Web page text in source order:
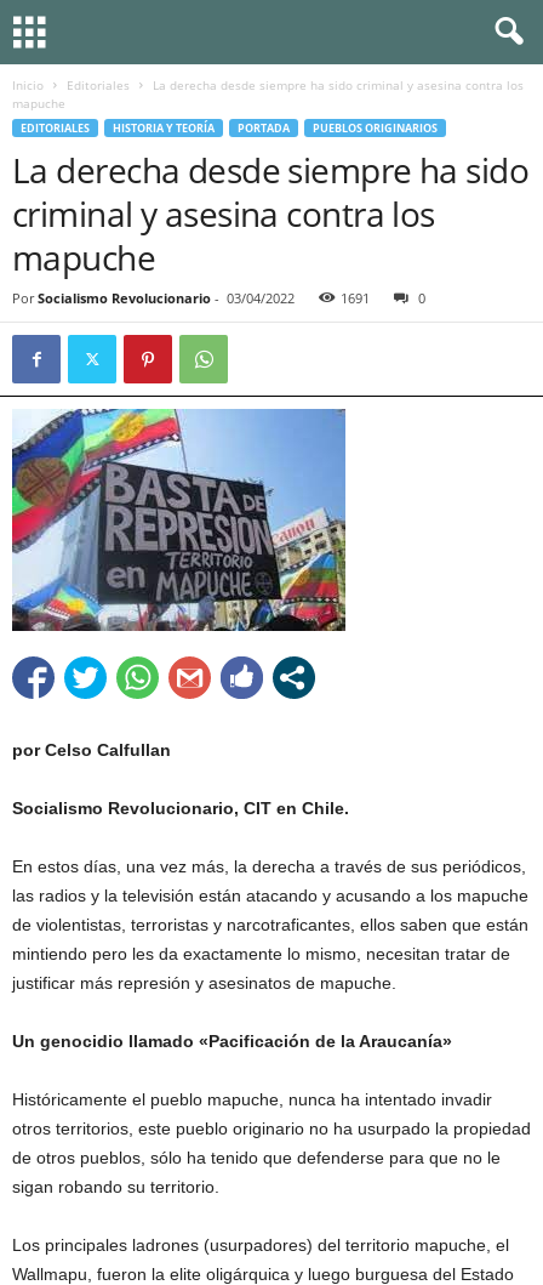
Inicio Editoriales
La derecha desde siempre ha sido criminal y asesina contra los
mapuche
EDITORIALES HISTORIA Y TEORÍA PORTADA PUEBLOS ORIGINARIOS
La derecha desde siempre ha sido
criminal y asesina contra los
mapuche
Por Socialismo Revolucionario - 03/04/2022 1691 0
por Celso Calfullan
Socialismo Revolucionario, CIT en Chile.
En estos días, una vez más, la derecha a través de sus periódicos,
las radios y la televisión están atacando y acusando a los mapuche
de violentistas, terroristas y narcotraficantes, ellos saben que están
mintiendo pero les da exactamente lo mismo, necesitan tratar de
justificar más represión y asesinatos de mapuche.
Un genocidio llamado «Pacificación de la Araucanía»
Históricamente el pueblo mapuche, nunca ha intentado invadir
otros territorios, este pueblo originario no ha usurpado la propiedad
de otros pueblos, sólo ha tenido que defenderse para que no le
sigan robando su territorio.
Los principales ladrones (usurpadores) del territorio mapuche, el
Wallmapu, fueron la elite oligárquica y luego burguesa del Estado